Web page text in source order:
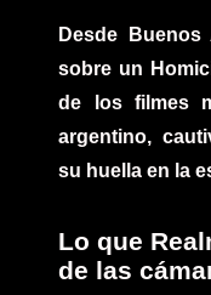
Desde
sobre un
de los filmes
argentino,
su huella en la
Lo que
de las